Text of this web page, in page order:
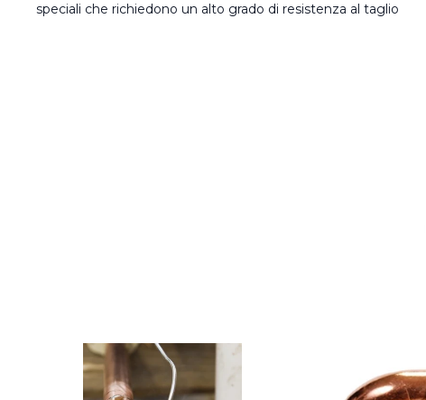
speciali che richiedono un alto grado di resistenza al taglio